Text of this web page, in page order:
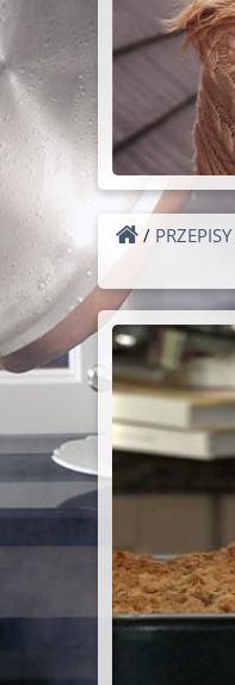
/ PRZEPISY